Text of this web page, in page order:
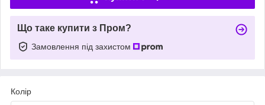
Що таке купити з Пром?
Замовлення під захистом
Колір